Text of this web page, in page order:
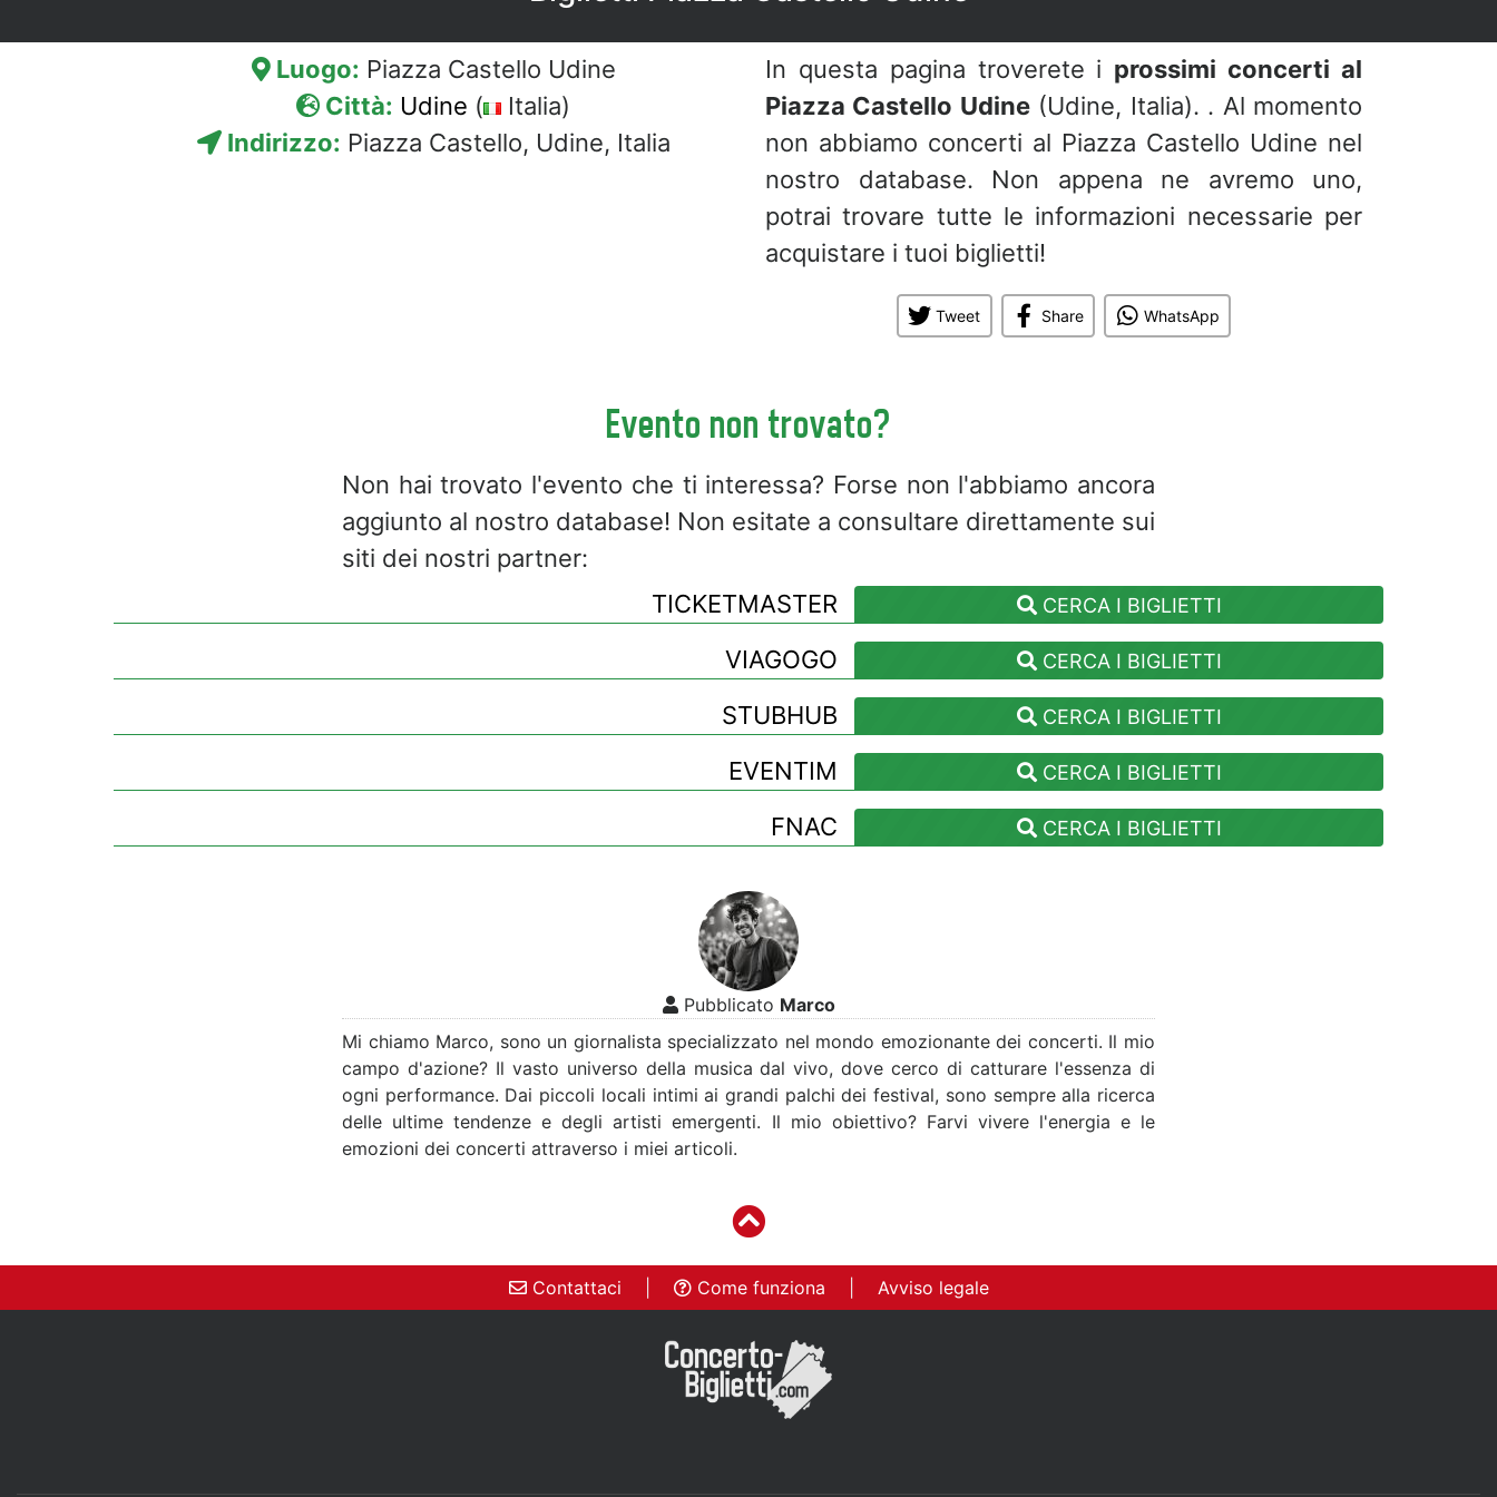
Luogo: Piazza Castello Udine
Città: Udine (
Italia)
Indirizzo: Piazza Castello, Udine, Italia
In questa pagina troverete i prossimi concerti al
Piazza Castello Udine(Udine, Italia). . Al momento
non abbiamo concerti al Piazza Castello Udine nel
nostro database. Non appena ne avremo uno,
potrai trovare tutte le informazioni necessarie per
acquistare i tuoi biglietti!
Tweet Share WhatsApp
Evento non trovato?
Non hai trovato l'evento che ti interessa? Forse non l'abbiamo ancora
aggiunto al nostro database! Non esitate a consultare direttamente sui
siti dei nostri partner:
TICKETMASTER
CERCA I BIGLIETTI
VIAGOGO CERCA I BIGLIETTI
STUBHUB CERCA I BIGLIETTI
EVENTIM CERCA I BIGLIETTI
FNAC CERCA I BIGLIETTI
Pubblicato Marco
Mi chiamo Marco, sono un giornalista specializzato nel mondo emozionante dei concerti. Il mio
campo d'azione? Il vasto universo della musica dal vivo, dove cerco di catturare l'essenza di
ogni performance. Dai piccoli locali intimi ai grandi palchi dei festival, sono sempre alla ricerca
delle ultime tendenze e degli artisti emergenti. Il mio obiettivo? Farvi vivere l'energia e le
emozioni dei concerti attraverso i miei articoli.
Contattaci Come funziona Avviso legale